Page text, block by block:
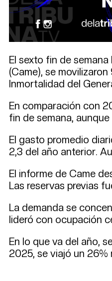
El sexto fin de
(Came), se
Inmortalidad del
En comparación con
fin de semana,
El gasto promedio
2,3 del año anterior.
El informe de Came
Las reservas previas
La demanda se
lideró con ocupación
En lo que va del año,
2025, se viajó un 26%